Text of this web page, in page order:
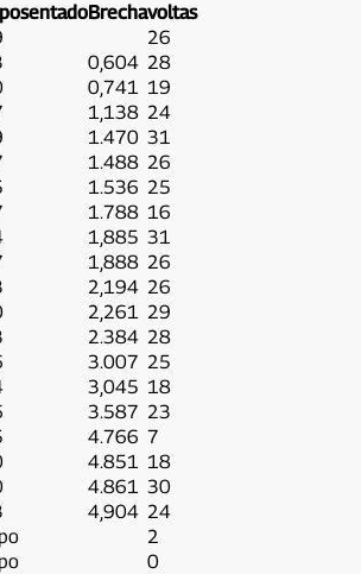
Brechavoltas
26
0,604 28
0,741 19
1,138 24
1.470 31
1.488 26
1.536 25
1.788 16
1,885 31
1,888 26
2,194 26
2,261 29
2.384 28
3.007 25
3,045 18
3.587 23
4.766 7
4.851 18
4.861 30
4,904 24
2
0